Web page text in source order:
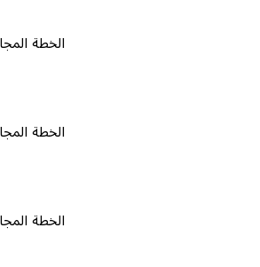
الخطة المجانية ٠
الخطة المجانية ٠
الخطة المجانية ٠